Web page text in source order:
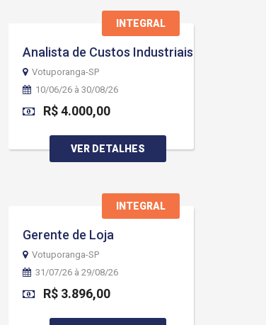
INTEGRAL
Analista de Custos Industriais
Votuporanga-SP
10/06/26 à 30/08/26
R$ 4.000,00
VER DETALHES
INTEGRAL
Gerente de Loja
Votuporanga-SP
31/07/26 à 29/08/26
R$ 3.896,00